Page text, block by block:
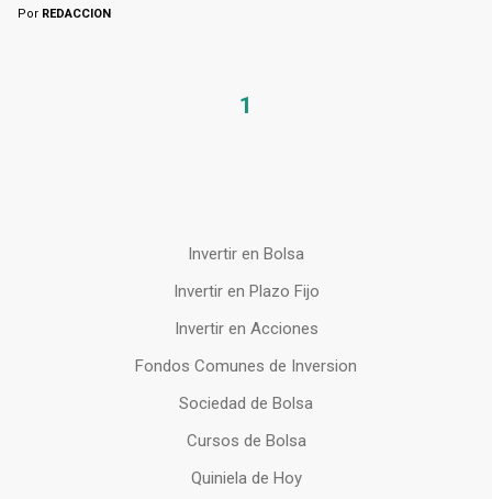
Por REDACCION
1
Invertir en Bolsa
Invertir en Plazo Fijo
Invertir en Acciones
Fondos Comunes de Inversion
Sociedad de Bolsa
Cursos de Bolsa
Quiniela de Hoy